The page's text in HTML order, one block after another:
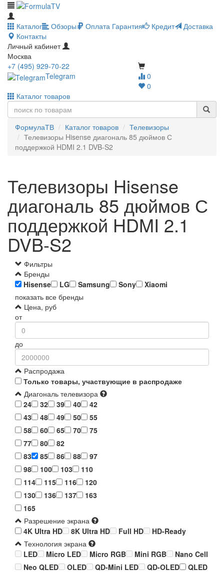
Каталог Обзоры Оплата Гарантия Кредит
Доставка
Контакты
Личный кабинет
Москва
0
0
+7 (495) 929-70-22
Telegram
Каталог товаров
ФормулаТВ Каталог товаров
Телевизоры
Телевизоры Hisense диагональ 85 дюймов С
поддержкой HDMI 2.1 DVB-S2
Телевизоры Hisense
диагональ 85 дюймов С
поддержкой HDMI 2.1
DVB-S2
Фильтры
Бренды
Hisense
LG Samsung Sony
Xiaomi
показать все бренды
Цена, руб
от
до
Распродажа
Только товары, участвующие в распродаже
Диагональ телевизора
24
32 39 40
42
43
48 49 50
55
58
60 65 70
75
77
80
82
83
85 86 88
97
98
100 103
110
114
115 116
120
130
136 137
163
165
Разрешение экрана
4K Ultra HD
8K Ultra HD Full HD
HD-Ready
Технология экрана
LED
Micro LED Micro RGB Mini RGB
Nano Cell
Neo QLED
OLED QD-Mini LED QD-OLED
QLED